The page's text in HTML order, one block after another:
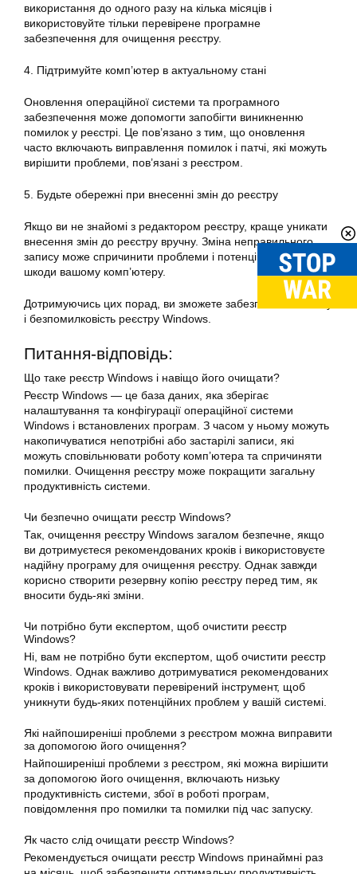
використання до одного разу на кілька місяців і
використовуйте тільки перевірене програмне
забезпечення для очищення реєстру.
4. Підтримуйте комп’ютер в актуальному стані
Оновлення операційної системи та програмного
забезпечення може допомогти запобігти виникненню
помилок у реєстрі. Це пов’язано з тим, що оновлення
часто включають виправлення помилок і патчі, які можуть
вирішити проблеми, пов’язані з реєстром.
5. Будьте обережні при внесенні змін до реєстру
Якщо ви не знайомі з редактором реєстру, краще уникати
внесення змін до реєстру вручну. Зміна неправильного
запису може спричинити проблеми і потенційно завдати
шкоди вашому комп’ютеру.
Дотримуючись цих порад, ви зможете забезпечити чистоту
і безпомилковість реєстру Windows.
Питання-відповідь:
Що таке реєстр Windows і навіщо його очищати?
Реєстр Windows — це база даних, яка зберігає
налаштування та конфігурації операційної системи
Windows і встановлених програм. З часом у ньому можуть
накопичуватися непотрібні або застарілі записи, які
можуть сповільнювати роботу комп’ютера та спричиняти
помилки. Очищення реєстру може покращити загальну
продуктивність системи.
Чи безпечно очищати реєстр Windows?
Так, очищення реєстру Windows загалом безпечне, якщо
ви дотримуєтеся рекомендованих кроків і використовуєте
надійну програму для очищення реєстру. Однак завжди
корисно створити резервну копію реєстру перед тим, як
вносити будь-які зміни.
Чи потрібно бути експертом, щоб очистити реєстр
Windows?
Ні, вам не потрібно бути експертом, щоб очистити реєстр
Windows. Однак важливо дотримуватися рекомендованих
кроків і використовувати перевірений інструмент, щоб
уникнути будь-яких потенційних проблем у вашій системі.
Які найпоширеніші проблеми з реєстром можна виправити
за допомогою його очищення?
Найпоширеніші проблеми з реєстром, які можна вирішити
за допомогою його очищення, включають низьку
продуктивність системи, збої в роботі програм,
повідомлення про помилки та помилки під час запуску.
Як часто слід очищати реєстр Windows?
Рекомендується очищати реєстр Windows принаймні раз